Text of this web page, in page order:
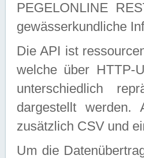
PEGELONLINE
gewässerkundliche
Die API ist
welche über HTTP-
unterschiedlich
dargestellt
zusätzlich CSV und
Um die